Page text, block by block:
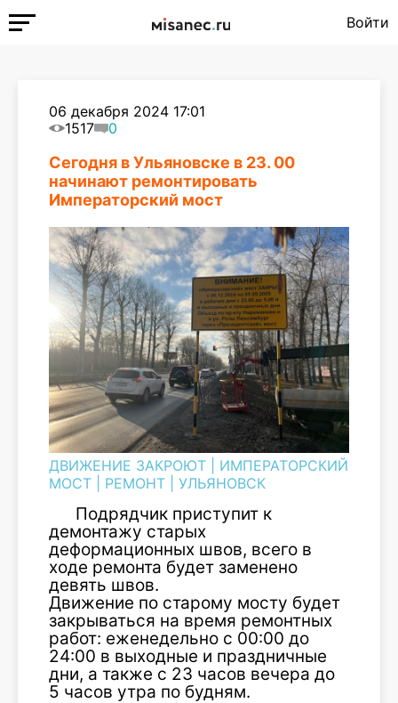
Войти
06 декабря 2024 17:01
1517
0
Сегодня в Ульяновске в 23. 00
начинают ремонтировать
Императорский мост
ДВИЖЕНИЕ ЗАКРОЮТ
ИМПЕРАТОРСКИЙ
МОСТ
РЕМОНТ УЛЬЯНОВСК
Подрядчик приступит к
демонтажу старых
деформационных швов, всего в
ходе ремонта будет заменено
девять швов.
Движение по старому мосту будет
закрываться на время ремонтных
работ: еженедельно с 00:00 до
24:00 в выходные и праздничные
дни, а также с 23 часов вечера до
5 часов утра по будням.